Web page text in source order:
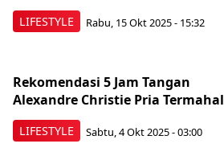
LIFESTYLE Rabu, 15 Okt 2025 - 15:32
LIFESTYLE
Rekomendasi 5 Jam Tangan
Alexandre Christie Pria Termahal
Sabtu, 4 Okt 2025 - 03:00